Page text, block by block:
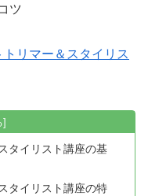
ツ
リマー＆スタイリス
タイリスト講座の基
タイリスト講座の特